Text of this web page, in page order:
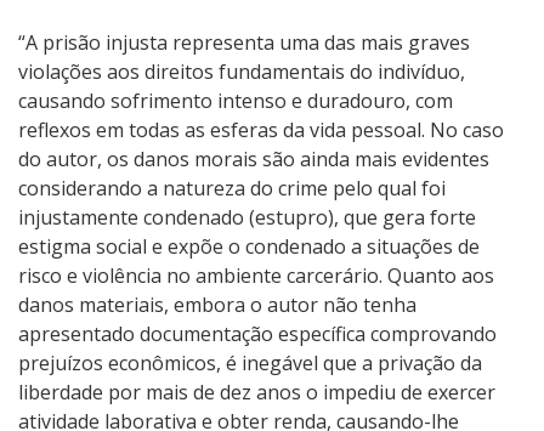
“A prisão injusta representa uma das mais graves
violações aos direitos fundamentais do indivíduo,
causando sofrimento intenso e duradouro, com
reflexos em todas as esferas da vida pessoal. No caso
do autor, os danos morais são ainda mais evidentes
considerando a natureza do crime pelo qual foi
injustamente condenado (estupro), que gera forte
estigma social e expõe o condenado a situações de
risco e violência no ambiente carcerário. Quanto aos
danos materiais, embora o autor não tenha
apresentado documentação específica comprovando
prejuízos econômicos, é inegável que a privação da
liberdade por mais de dez anos o impediu de exercer
atividade laborativa e obter renda, causando-lhe